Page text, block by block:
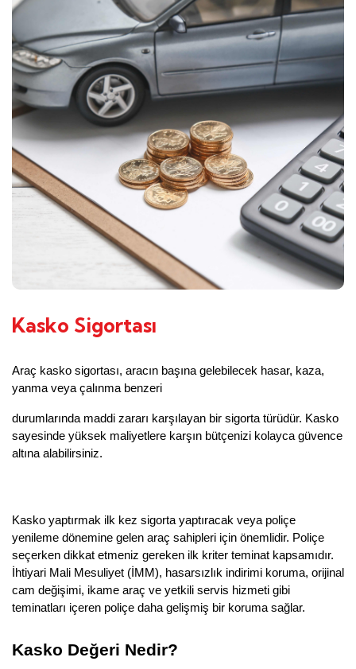
Kasko Sigortası
Araç kasko sigortası, aracın başına gelebilecek hasar, kaza,
yanma veya çalınma benzeri
durumlarında maddi zararı karşılayan bir sigorta türüdür. Kasko
sayesinde yüksek maliyetlere karşın bütçenizi kolayca güvence
altına alabilirsiniz.
Kasko yaptırmak ilk kez sigorta yaptıracak veya poliçe
yenileme dönemine gelen araç sahipleri için önemlidir. Poliçe
seçerken dikkat etmeniz gereken ilk kriter teminat kapsamıdır.
İhtiyari Mali Mesuliyet (İMM), hasarsızlık indirimi koruma, orijinal
cam değişimi, ikame araç ve yetkili servis hizmeti gibi
teminatları içeren poliçe daha gelişmiş bir koruma sağlar.
Kasko Değeri Nedir?